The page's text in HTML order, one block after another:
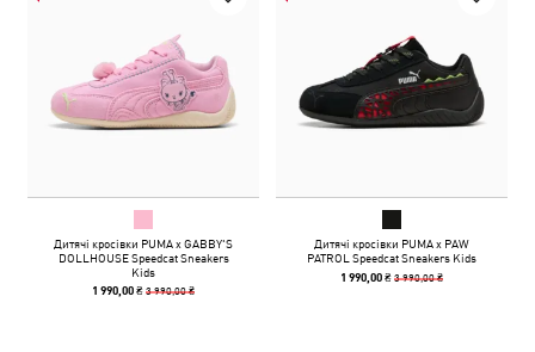
Дитячі кросівки PUMA x GABBY'S
DOLLHOUSE Speedcat Sneakers
Kids
1 990,00 ₴3 990,00 ₴
Дитячі кросівки PUMA x PAW
PATROL Speedcat Sneakers Kids
1 990,00 ₴3 990,00 ₴